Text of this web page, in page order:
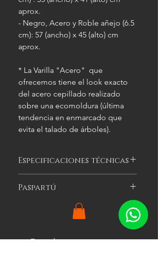
aprox.
- Negro, Acero y Roble añejo (6.5
cm): 57 (ancho) x 45 (alto) cm
aprox.
* La Varilla "Acero" que
ofrecemos tiene el look exacto
del acero cepillado realizado
sobre una ecomoldura (última
tendencia en enmarcado que
evita el talado de árboles).
Especificaciones técnicas
ilustrativas, y las características del
Paspartú
Es el cartón especial de color que se
puede optar por colocar alrededor
agregarle impacto visual al cuadro.
Productos